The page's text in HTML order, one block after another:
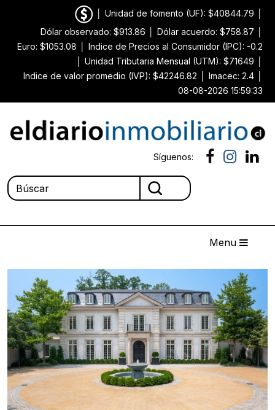
Unidad de fomento (UF): $40844.79
Dólar observado: $913.86
Dólar acuerdo: $758.87
Euro: $1053.08
Indice de Precios al Consumidor (IPC): -0.2
Unidad Tributaria Mensual (UTM): $71649
Indice de valor promedio (IVP): $42246.82
Imacec: 2.4
08-08-2026 15:59:33
Síguenos:
Menu